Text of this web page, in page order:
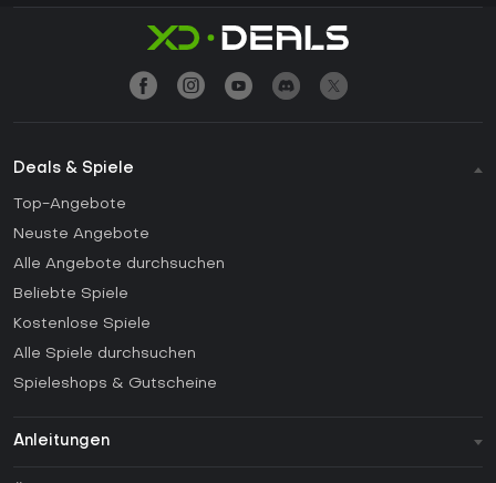
Deals & Spiele
Top-Angebote
Neuste Angebote
Alle Angebote durchsuchen
Beliebte Spiele
Kostenlose Spiele
Alle Spiele durchsuchen
Spieleshops & Gutscheine
Anleitungen